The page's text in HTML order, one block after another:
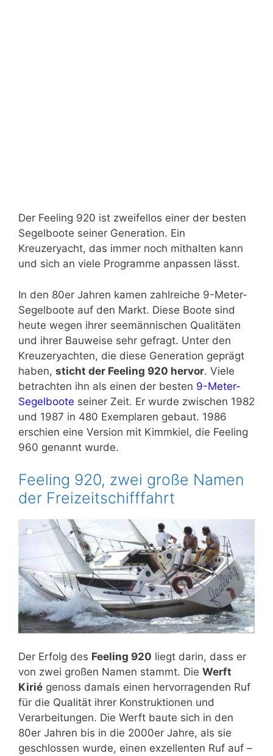
Der Feeling 920 ist zweifellos einer der besten
Segelboote seiner Generation. Ein
Kreuzeryacht, das immer noch mithalten kann
und sich an viele Programme anpassen lässt.
In den 80er Jahren kamen zahlreiche 9-Meter-
Segelboote auf den Markt. Diese Boote sind
heute wegen ihrer seemännischen Qualitäten
und ihrer Bauweise sehr gefragt. Unter den
Kreuzeryachten, die diese Generation geprägt
haben, sticht der Feeling 920 hervor. Viele
betrachten ihn als einen der besten 9-Meter-
Segelboote seiner Zeit. Er wurde zwischen 1982
und 1987 in 480 Exemplaren gebaut. 1986
erschien eine Version mit Kimmkiel, die Feeling
960 genannt wurde.
Feeling 920, zwei große Namen
der Freizeitschifffahrt
Der Erfolg des Feeling 920 liegt darin, dass er
von zwei großen Namen stammt. Die Werft
Kirié genoss damals einen hervorragenden Ruf
für die Qualität ihrer Konstruktionen und
Verarbeitungen. Die Werft baute sich in den
80er Jahren bis in die 2000er Jahre, als sie
geschlossen wurde, einen exzellenten Ruf auf –